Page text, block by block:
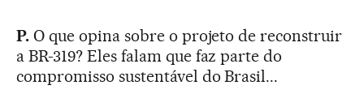
P.O que opina sobre o projeto de reconstruir
a BR-319? Eles falam que faz parte do
compromisso sustentável do Brasil...